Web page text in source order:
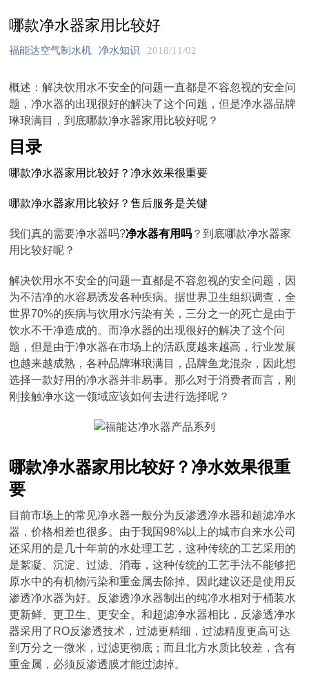
哪款净水器家用比较好
福能达空气制水机 净水知识 2018/11/02
概述：解决饮用水不安全的问题一直都是不容忽视的安全问
题，净水器的出现很好的解决了这个问题，但是净水器品牌
琳琅满目，到底哪款净水器家用比较好呢？
目录
哪款净水器家用比较好？净水效果很重要
哪款净水器家用比较好？售后服务是关键
我们真的需要净水器吗?净水器有用吗 ？到底哪款净水器家
用比较好呢？
解决饮用水不安全的问题一直都是不容忽视的安全问题，因
为不洁净的水容易诱发各种疾病。据世界卫生组织调查，全
世界70%的疾病与饮用水污染有关，三分之一的死亡是由于
饮水不干净造成的。而净水器的出现很好的解决了这个问
题，但是由于净水器在市场上的活跃度越来越高，行业发展
也越来越成熟，各种品牌琳琅满目，品牌鱼龙混杂，因此想
选择一款好用的净水器并非易事。那么对于消费者而言，刚
刚接触净水这一领域应该如何去进行选择呢？
哪款净水器家用比较好？净水效果很重
要
目前市场上的常见净水器一般分为反渗透净水器和超滤净水
器，价格相差也很多。由于我国98%以上的城市自来水公司
还采用的是几十年前的水处理工艺，这种传统的工艺采用的
是絮凝、沉淀、过滤、消毒，这种传统的工艺手法不能够把
原水中的有机物污染和重金属去除掉。因此建议还是使用反
渗透净水器为好。反渗透净水器制出的纯净水相对于桶装水
更新鲜、更卫生、更安全。和超滤净水器相比，反渗透净水
器采用了RO反渗透技术，过滤更精细，过滤精度更高可达
到万分之一微米，过滤更彻底；而且北方水质比较差，含有
重金属，必须反渗透膜才能过滤掉。